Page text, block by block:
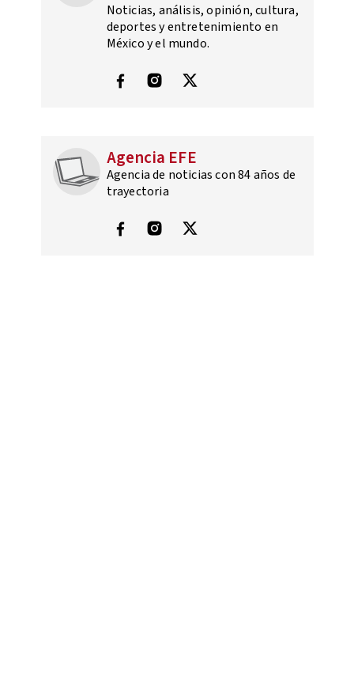
Noticias, análisis, opinión, cultura,
deportes y entretenimiento en
México y el mundo.
Agencia EFE
Agencia de noticias con 84 años de
trayectoria